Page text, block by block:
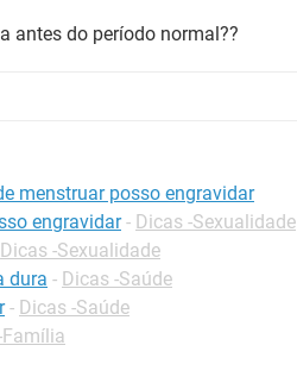
antes do período normal??
menstruar posso engravidar
engravidar - Dicas -Sexualidade
Dicas -Sexualidade
dura - Dicas -Saúde
- Dicas -Saúde